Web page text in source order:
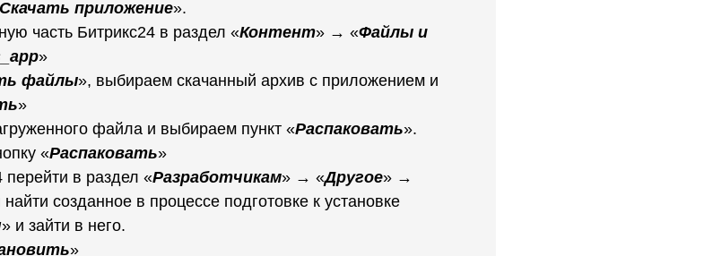
Скачать приложение».
часть Битрикс24 в раздел «Контент» → «Файлы и
»
файлы», выбираем скачанный архив с приложением и
»
файла и выбираем пункт «Распаковать».
«Распаковать»
перейти в раздел «Разработчикам» → «Другое» →
найти созданное в процессе подготовке к установке
» и зайти в него.
»